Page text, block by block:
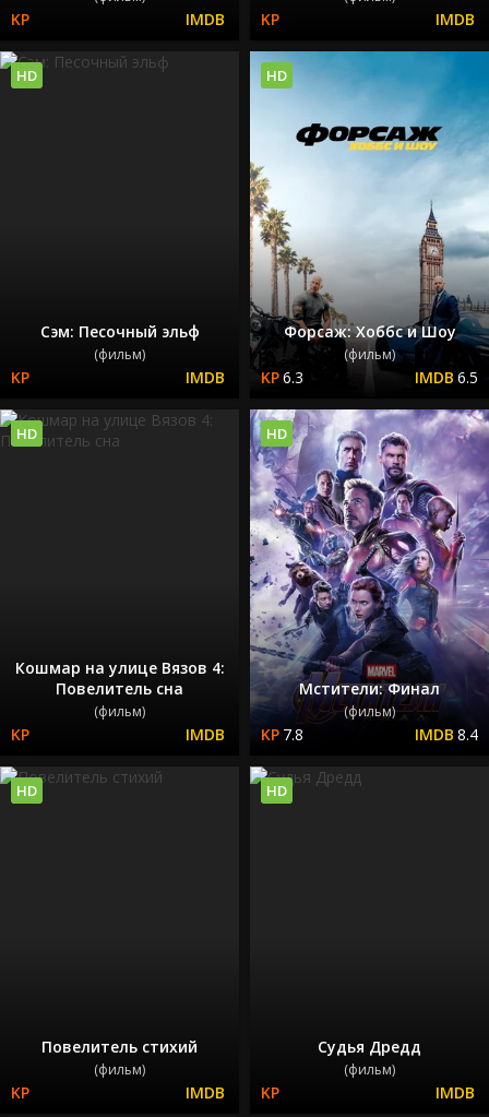
Сэм: Песочный эльф
(фильм)
HD
Форсаж: Хоббс и Шоу
(фильм)
6.3 6.5
HD
Кошмар на улице Вязов 4:
Повелитель сна
(фильм)
HD
Мстители: Финал
(фильм)
7.8 8.4
HD
Повелитель стихий
(фильм)
HD
Судья Дредд
(фильм)
HD